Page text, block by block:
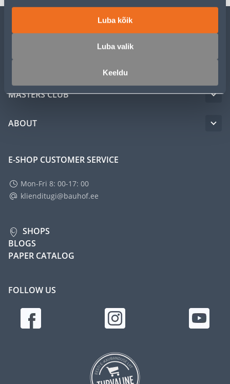
Luba kõik
Luba valik
Keeldu
CUSTOMER SERVICE
MASTERS CLUB
ABOUT
E-SHOP CUSTOMER SERVICE
Mon-Fri 8: 00-17: 00
klienditugi@bauhof.ee
SHOPS
BLOGS
PAPER CATALOG
FOLLOW US